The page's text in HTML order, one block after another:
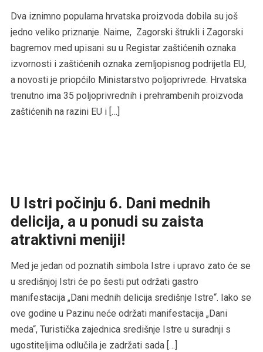
Dva iznimno popularna hrvatska proizvoda dobila su još
jedno veliko priznanje. Naime, Zagorski štrukli i Zagorski
bagremov med upisani su u Registar zaštićenih oznaka
izvornosti i zaštićenih oznaka zemljopisnog podrijetla EU,
a novosti je priopćilo Ministarstvo poljoprivrede. Hrvatska
trenutno ima 35 poljoprivrednih i prehrambenih proizvoda
zaštićenih na razini EU i […]
U Istri počinju 6. Dani mednih
delicija, a u ponudi su zaista
atraktivni meniji!
Med je jedan od poznatih simbola Istre i upravo zato će se
u središnjoj Istri će po šesti put održati gastro
manifestacija „Dani mednih delicija središnje Istre“. Iako se
ove godine u Pazinu neće održati manifestacija „Dani
meda“, Turistička zajednica središnje Istre u suradnji s
ugostiteljima odlučila je zadržati sada […]